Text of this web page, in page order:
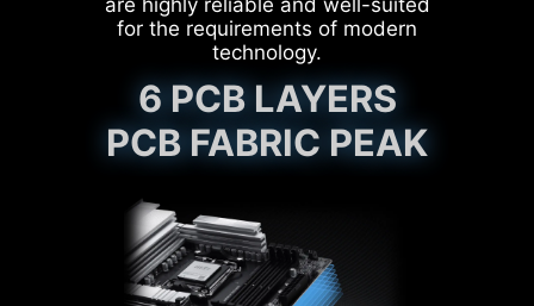
for the requirements of modern
technology.
6 PCB LAYERS
PCB FABRIC PEAK
MSI BIOS wprowadza najnowszą
funkcję Latency Killer na
wszystkich płytach głównych z
gniazdem AM5. Użytkownicy mogą
włączyć funkcję Latency Killer w
pamięci nawet o 12% podczas
pracy z wysokimi częstotliwościami.
Co ważne, rozwiązanie to jest
dostarczanego napięcia.
Niska impedancja: wykonane z
litego metalu piny oferują niską
impedancję, umożliwiając
wydajny przepływ mocy.
Wysoka trwałość: konstrukcja
pinów zapewnia wysoką
warunki pracy.
Nadaje się do zastosowań
wysokoprądowych.